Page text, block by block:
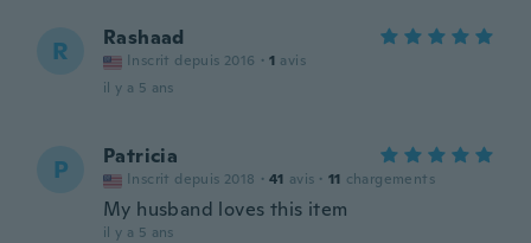
R Rashaad
Inscrit depuis 2016 · 1 avis
il y a 5 ans
P Patricia
Inscrit depuis 2018 · 41 avis · 11 chargements
My husband loves this item
il y a 5 ans